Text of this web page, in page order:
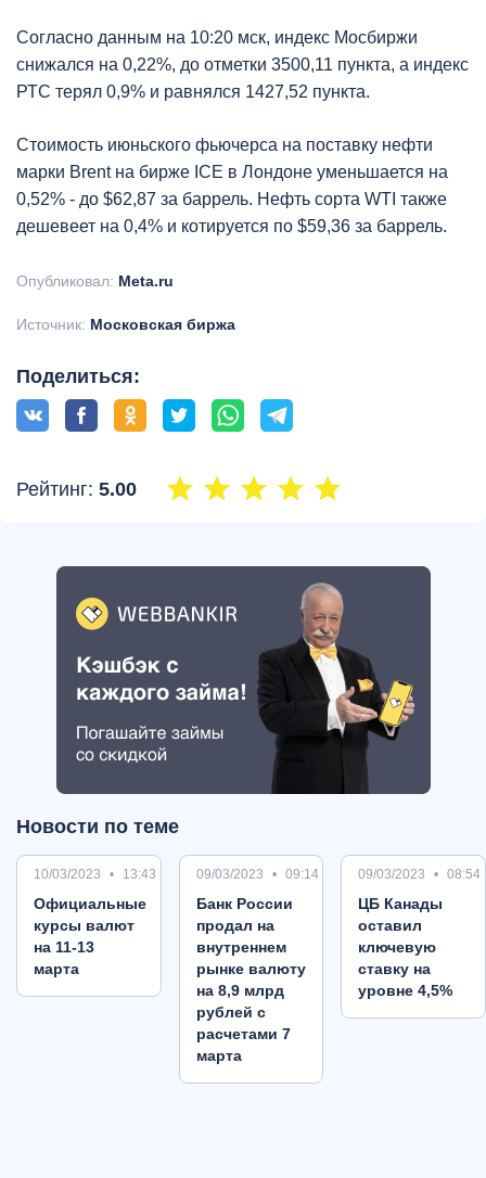
Согласно данным на 10:20 мск, индекс Мосбиржи
снижался на 0,22%, до отметки 3500,11 пункта, а индекс
РТС терял 0,9% и равнялся 1427,52 пункта.
Стоимость июньского фьючерса на поставку нефти
марки Brent на бирже ICE в Лондоне уменьшается на
0,52% - до $62,87 за баррель. Нефть сорта WTI также
дешевеет на 0,4% и котируется по $59,36 за баррель.
Опубликовал: Meta.ru
Источник: Московская биржа
Поделиться:
Рейтинг: 5.00
Новости по теме
10/03/2023 13:43
Oфициальные
курсы валют
на 11-13
марта
09/03/2023 09:14
Банк России
продал на
внутреннем
рынке валюту
на 8,9 млрд
рублей с
расчетами 7
марта
09/03/2023 08:54
ЦБ Канады
оставил
ключевую
ставку на
уровне 4,5%